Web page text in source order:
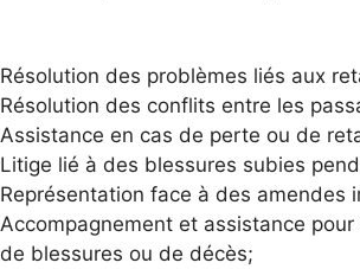
Résolution des problèmes liés aux
Résolution des conflits entre les
Assistance en cas de perte ou de
Litige lié à des blessures subies
Représentation face à des amendes
Accompagnement et assistance
de blessures ou de décès;